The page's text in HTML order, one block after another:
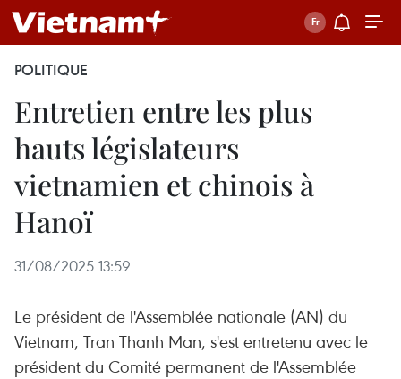
POLITIQUE
Entretien entre les plus
hauts législateurs
vietnamien et chinois à
Hanoï
31/08/2025 13:59
Le président de l'Assemblée nationale (AN) du
Vietnam, Tran Thanh Man, s'est entretenu avec le
président du Comité permanent de l'Assemblée